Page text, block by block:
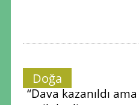
Doğa
“Dava kazanıldı